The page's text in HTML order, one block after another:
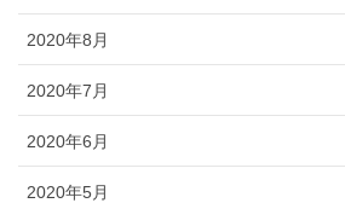
2020年8月
2020年7月
2020年6月
2020年5月